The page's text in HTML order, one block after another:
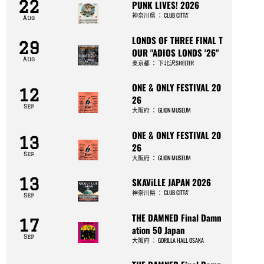
22
Aug
PUNK LIVES! 2026
神奈川県： CLUB CITTA’
29
Aug
LONDS OF THREE FINAL T
OUR "ADIOS LONDS '26"
東京都： 下北沢SHELTER
12
Sep
ONE & ONLY FESTIVAL 20
26
大阪府： GLION MUSEUM
13
Sep
ONE & ONLY FESTIVAL 20
26
大阪府： GLION MUSEUM
13
Sep
SKAViLLE JAPAN 2026
神奈川県： CLUB CITTA’
17
Sep
THE DAMNED Final Damn
ation 50 Japan
大阪府： GORILLA HALL OSAKA